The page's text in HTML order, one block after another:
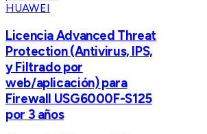
HUAWEI
Licencia Advanced Threat
Protection (Antivirus, IPS,
y Filtrado por
web/aplicación) para
Firewall USG6000F-S125
por 3 años